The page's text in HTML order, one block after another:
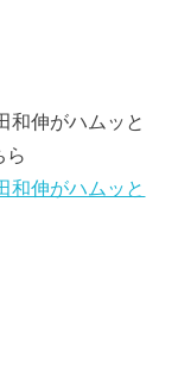
和伸がハムッと
ら
和伸がハムッと